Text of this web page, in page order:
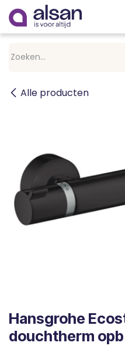
Overslaan naar inhoud
Alle producten
Hansgrohe
douchtherm